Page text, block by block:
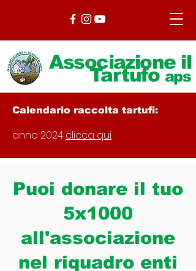
Associazione il
Tartufo aps
Calendario raccolta tartufi:
anno 2024 clicca qui
Puoi donare il tuo
5x1000
all'associazione
nel riquadro enti